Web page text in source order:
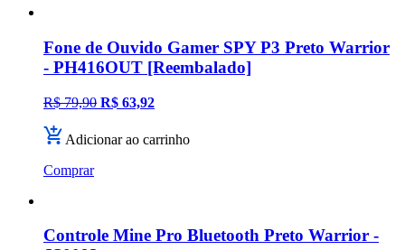
Fone de Ouvido Gamer SPY P3 Preto Warrior
- PH416OUT [Reembalado]
R$ 79,90 R$ 63,92
Adicionar ao carrinho
Comprar
Controle Mine Pro Bluetooth Preto Warrior -